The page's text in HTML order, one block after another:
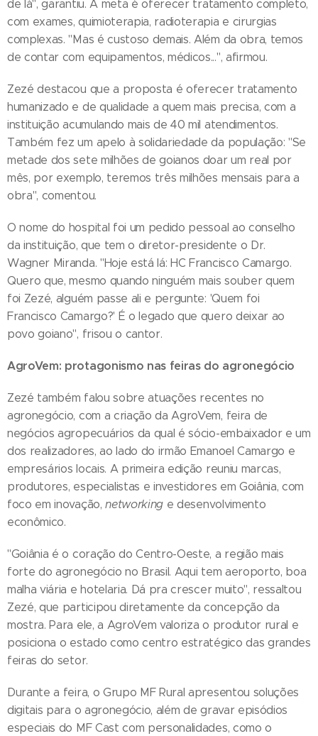
de lá", garantiu. A meta é oferecer tratamento completo,
com exames, quimioterapia, radioterapia e cirurgias
complexas. "Mas é custoso demais. Além da obra, temos
de contar com equipamentos, médicos...", afirmou.
Zezé destacou que a proposta é oferecer tratamento
humanizado e de qualidade a quem mais precisa, com a
instituição acumulando mais de 40 mil atendimentos.
Também fez um apelo à solidariedade da população: "Se
metade dos sete milhões de goianos doar um real por
mês, por exemplo, teremos três milhões mensais para a
obra", comentou.
O nome do hospital foi um pedido pessoal ao conselho
da instituição, que tem o diretor-presidente o Dr.
Wagner Miranda. "Hoje está lá: HC Francisco Camargo.
Quero que, mesmo quando ninguém mais souber quem
foi Zezé, alguém passe ali e pergunte: 'Quem foi
Francisco Camargo?' É o legado que quero deixar ao
povo goiano", frisou o cantor.
AgroVem: protagonismo nas feiras do agronegócio
Zezé também falou sobre atuações recentes no
agronegócio, com a criação da AgroVem, feira de
negócios agropecuários da qual é sócio-embaixador e um
dos realizadores, ao lado do irmão Emanoel Camargo e
empresários locais. A primeira edição reuniu marcas,
produtores, especialistas e investidores em Goiânia, com
foco em inovação,networking e desenvolvimento
econômico.
"Goiânia é o coração do Centro-Oeste, a região mais
forte do agronegócio no Brasil. Aqui tem aeroporto, boa
malha viária e hotelaria. Dá pra crescer muito", ressaltou
Zezé, que participou diretamente da concepção da
mostra. Para ele, a AgroVem valoriza o produtor rural e
posiciona o estado como centro estratégico das grandes
feiras do setor.
Durante a feira, o Grupo MF Rural apresentou soluções
digitais para o agronegócio, além de gravar episódios
especiais do MF Cast com personalidades, como o